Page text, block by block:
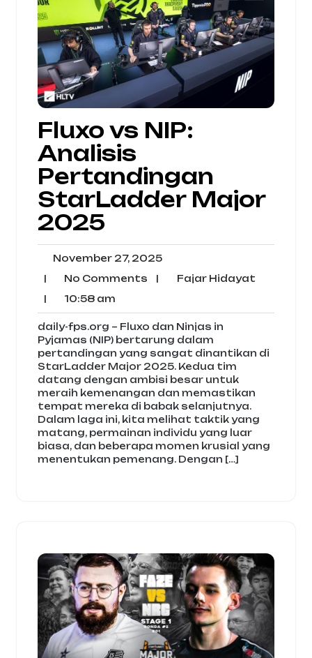
Fluxo vs NIP:
Analisis
Pertandingan
StarLadder Major
2025
November 27, 2025November
2025
| No Comments No| Fajar HidayatFajar
| 10:58 am
am
daily-fps.org – Fluxo dan Ninjas in
Pyjamas (NIP) bertarung dalam
pertandingan yang sangat dinantikan di
StarLadder Major 2025. Kedua tim
datang dengan ambisi besar untuk
meraih kemenangan dan memastikan
tempat mereka di babak selanjutnya.
Dalam laga ini, kita melihat taktik yang
matang, permainan individu yang luar
biasa, dan beberapa momen krusial yang
menentukan pemenang. Dengan […]